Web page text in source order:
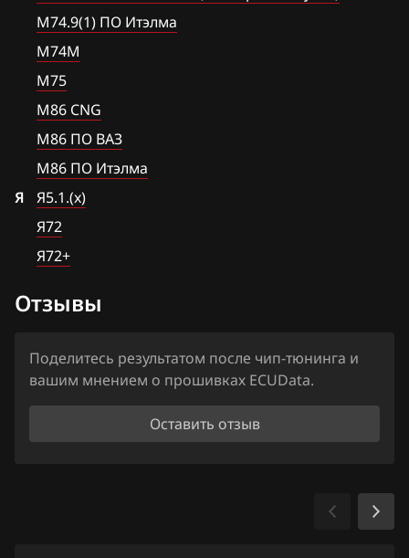
Chrysler
Citroen
Dacia
Daewoo
DAF
Derways
Dodge
Dongfeng
Exeed
FAW
Fiat
Ford
М86 CNG
М86 ПО ВАЗ
М86 ПО Итэлма
Я5.1.(x)
Я72
Я72+
М74.9(1) ПО Итэлма
М74М
М75
М86 CNG
М86 ПО ВАЗ
М86 ПО Итэлма
Я
Я5.1.(x)
Я72
Я72+
Отзывы
Поделитесь результатом после чип-тюнинга и
вашим мнением о прошивках ECUData.
Оставить отзыв